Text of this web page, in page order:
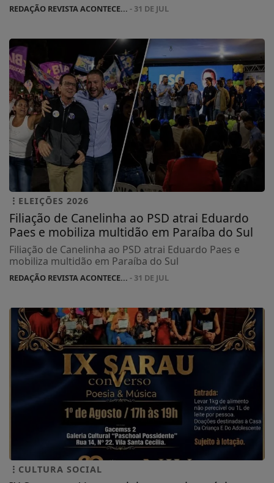
REDAÇÃO REVISTA ACONTECE... - 31 DE JUL
ELEIÇÕES 2026
Filiação de Canelinha ao PSD atrai Eduardo
Paes e mobiliza multidão em Paraíba do Sul
Filiação de Canelinha ao PSD atrai Eduardo Paes e
mobiliza multidão em Paraíba do Sul
REDAÇÃO REVISTA ACONTECE... - 31 DE JUL
CULTURA SOCIAL